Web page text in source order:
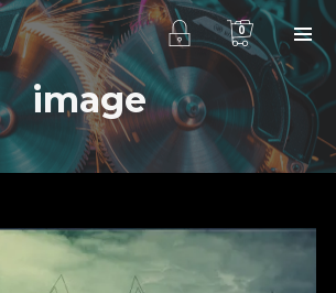
0
image